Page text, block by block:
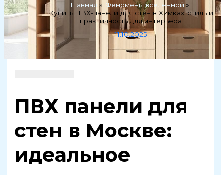
Главная
Феномены вселенной
Купить ПВХ-панели для стен в Химках: стиль и
практичность для интерьера
11.10.2025
ПВХ панели для
стен в Москве:
идеальное